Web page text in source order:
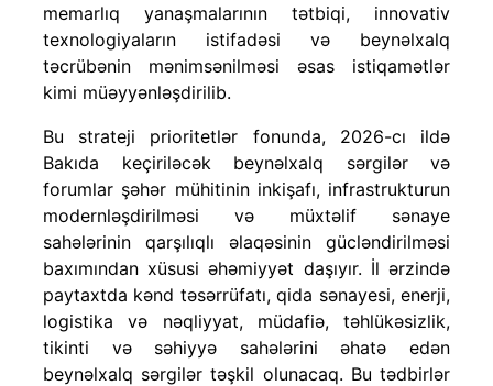
memarlıq yanaşmalarının tətbiqi, innovativ
texnologiyaların istifadəsi və beynəlxalq
təcrübənin mənimsənilməsi əsas istiqamətlər
kimi müəyyənləşdirilib.
Bu strateji prioritetlər fonunda, 2026-cı ildə
Bakıda keçiriləcək beynəlxalq sərgilər və
forumlar şəhər mühitinin inkişafı, infrastrukturun
modernləşdirilməsi və müxtəlif sənaye
sahələrinin qarşılıqlı əlaqəsinin gücləndirilməsi
baxımından xüsusi əhəmiyyət daşıyır. İl ərzində
paytaxtda kənd təsərrüfatı, qida sənayesi, enerji,
logistika və nəqliyyat, müdafiə, təhlükəsizlik,
tikinti və səhiyyə sahələrini əhatə edən
beynəlxalq sərgilər təşkil olunacaq. Bu tədbirlər